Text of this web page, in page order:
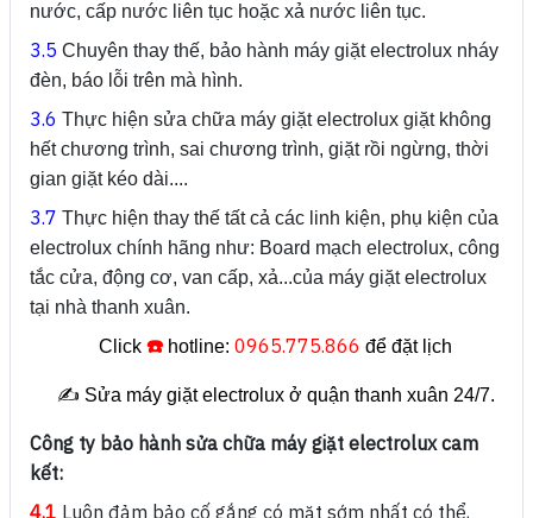
nước, cấp nước liên tục hoặc xả nước liên tục.
3.5 Chuyên thay thế, bảo hành máy giặt electrolux nháy
đèn, báo lỗi trên mà hình.
3.6 Thực hiện sửa chữa máy giặt electrolux giặt không
hết chương trình, sai chương trình, giặt rồi ngừng, thời
gian giặt kéo dài....
3.7 Thực hiện thay thế tất cả các linh kiện, phụ kiện của
electrolux chính hãng như: Board mạch electrolux, công
tắc cửa, động cơ, van cấp, xả...của máy giặt electrolux
tại nhà thanh xuân.
Click ☎️ hotline: 0965.775.866 để đặt lịch
✍️ Sửa máy giặt electrolux ở quận thanh xuân 24/7.
Công ty bảo hành sửa chữa máy giặt electrolux cam
kết:
4.1 Luôn đảm bảo cố gắng có mặt sớm nhất có thể,